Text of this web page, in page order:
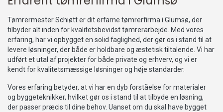
Tømrermester Schiøtt er dit erfarne tømrerfirma i Glumsø, der
tilbyder alt inden for kvalitetsbevidst tømrerarbejde. Med vores
erfaring, har vi opbygget en solid faglighed, der gør os i stand til at
levere løsninger, der både er holdbare og æstetisk tiltalende. Vi har
udført et utal af projekter for både private og erhverv, og vi er
kendt for kvalitetsmæssige løsninger og høje standarder.
Vores erfaring betyder, at vi har en dyb forståelse for materialer
og byggeteknikker, hvilket gør os i stand til at tilbyde en løsning,
der passer præcis til dine behov. Uanset om du skal have bygget